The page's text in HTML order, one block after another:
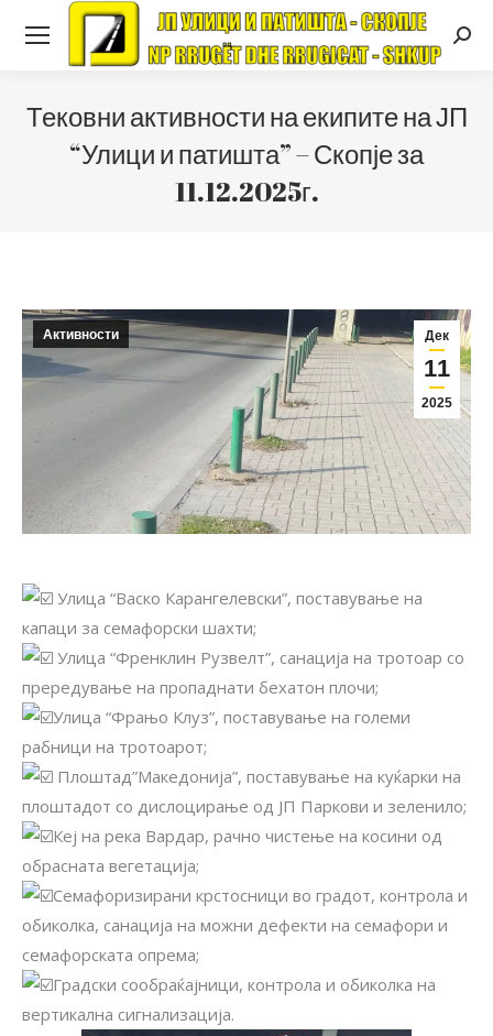
Тековни активности на екипите на ЈП
“Улици и патишта” – Скопје за
11.12.2025г.
Дек
11
2025
Активности
Улица “Васко Карангелевски”, поставување на
капаци за семафорски шахти;
Улица “Френклин Рузвелт”, санација на тротоар со
прередување на пропаднати бехатон плочи;
Улица “Фрањо Клуз”, поставување на големи
рабници на тротоарот;
Плоштад”Македонија”, поставување на куќарки на
плоштадот со дислоцирање од ЈП Паркови и зеленило;
Кеј на река Вардар, рачно чистење на косини од
обрасната вегетација;
Семафоризирани крстосници во градот, контрола и
обиколка, санација на можни дефекти на семафори и
семафорската опрема;
Градски сообраќајници, контрола и обиколка на
вертикална сигнализација.